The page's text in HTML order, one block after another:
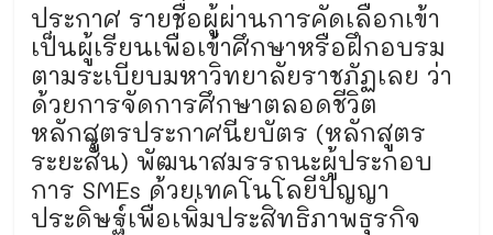
ประกาศ รายชื่อผู้ผ่านการคัดเลือกเข้า
เป็นผู้เรียนเพื่อเข้าศึกษาหรือฝึกอบรม
ตามระเบียบมหาวิทยาลัยราชภัฏเลย ว่า
ด้วยการจัดการศึกษาตลอดชีวิต
หลักสูตรประกาศนียบัตร (หลักสูตร
ระยะสั้น) พัฒนาสมรรถนะผู้ประกอบ
การ SMEs ด้วยเทคโนโลยีปัญญา
ประดิษฐ์เพื่อเพิ่มประสิทธิภาพธุรกิจ